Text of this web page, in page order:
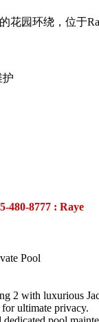
花园环绕，位于
护
480-8777 : Raye
Pool
2 with luxurious
ultimate privacy.